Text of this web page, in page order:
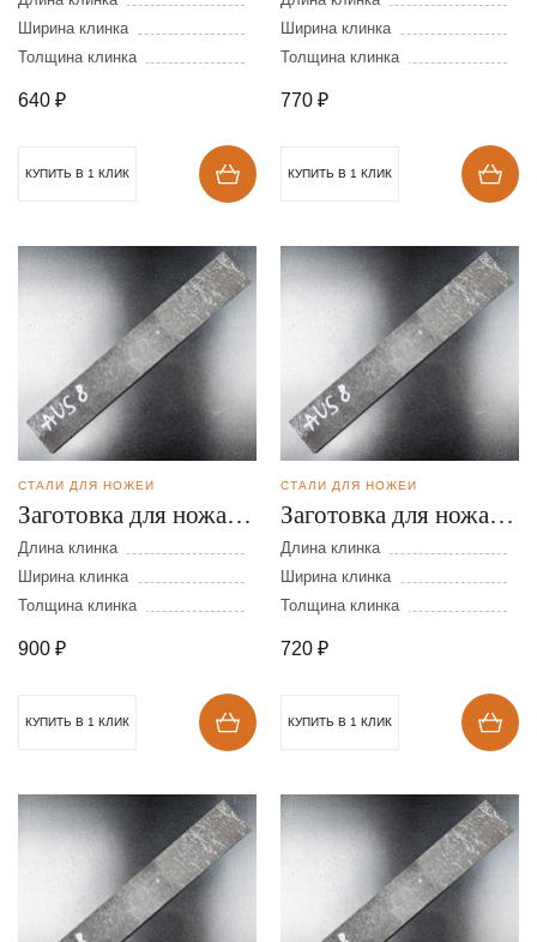
250х40х3 мм
Ширина клинка
Толщина клинка
640 ₽
КУПИТЬ В 1 КЛИК
250х40х4 мм
Ширина клинка
Толщина клинка
770 ₽
КУПИТЬ В 1 КЛИК
СТАЛИ ДЛЯ НОЖЕЙ
Заготовка для ножа из
стали AUS-8 размеры:
250х40х5 мм
Длина клинка
Ширина клинка
Толщина клинка
900 ₽
КУПИТЬ В 1 КЛИК
СТАЛИ ДЛЯ НОЖЕЙ
Заготовка для ножа из
стали AUS-8 размеры:
200х40х5 мм
Длина клинка
Ширина клинка
Толщина клинка
720 ₽
КУПИТЬ В 1 КЛИК